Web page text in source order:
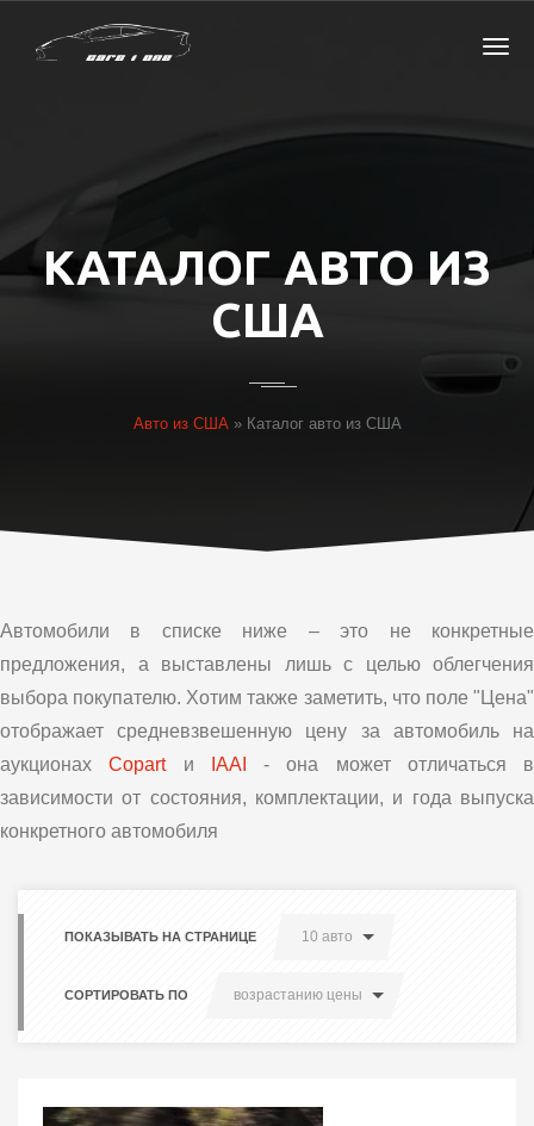
КАТАЛОГ АВТО ИЗ
США
Авто из США» Каталог авто из США
Автомобили в списке ниже – это не конкретные
предложения, а выставлены лишь с целью облегчения
выбора покупателю. Хотим также заметить, что поле "Цена"
отображает средневзвешенную цену за автомобиль на
аукционахCopartи IAAI
- она может отличаться в
зависимости от состояния, комплектации, и года выпуска
конкретного автомобиля
ПОКАЗЫВАТЬ НА СТРАНИЦЕ 10 авто
СОРТИРОВАТЬ ПО возрастанию цены